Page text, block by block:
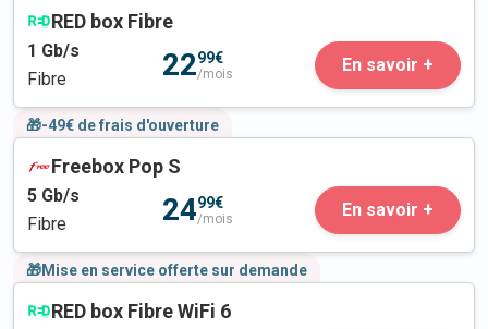
RED box Fibre
1 Gb/s
Fibre
2299€
/mois En savoir +
🎁-49€ de frais d'ouverture
Freebox Pop S
5 Gb/s
Fibre
2499€
/mois En savoir +
🎁Mise en service offerte sur demande
RED box Fibre WiFi 6